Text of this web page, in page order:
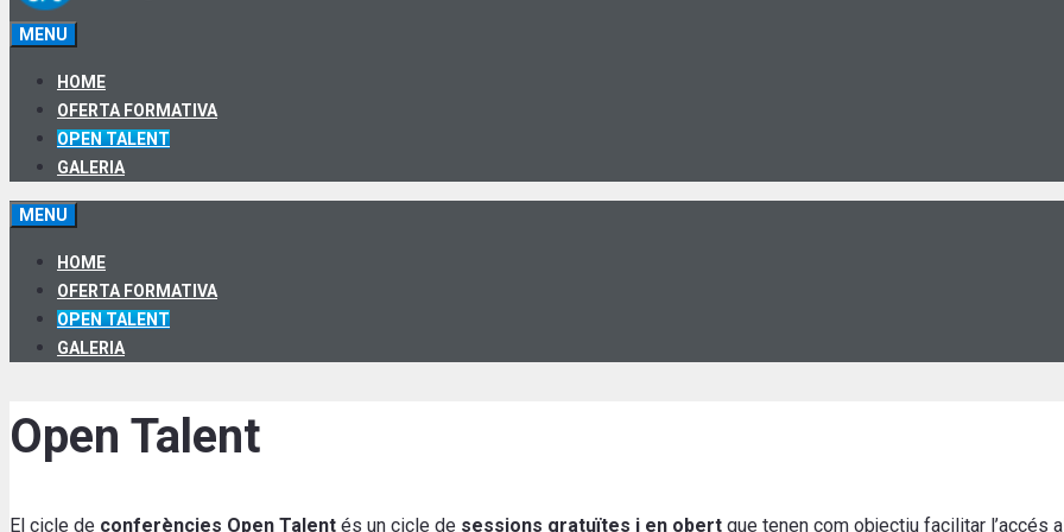
MENU
HOME
OFERTA FORMATIVA
OPEN TALENT
GALERIA
MENU
HOME
OFERTA FORMATIVA
OPEN TALENT
GALERIA
Open Talent
El cicle de conferències Open Talent és un cicle de sessions gratuïtes i en obert que tenen com objectiu facilitar l’accés